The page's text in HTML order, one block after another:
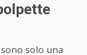
solo una